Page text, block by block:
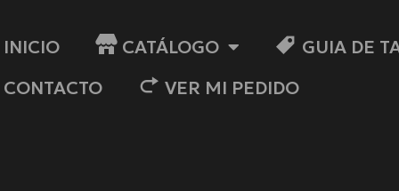
INICIO CATÁLOGO
GUIA DE
CONTACTO
VER MI PEDIDO